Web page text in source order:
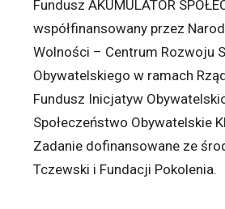
Fundusz AKUMULATOR
współfinansowany przez
Wolności – Centrum Rozwoju
Obywatelskiego w ramach
Fundusz Inicjatyw
Społeczeństwo Obywatelskie
Zadanie dofinansowane ze
Tczewski i Fundacji Pokolenia.